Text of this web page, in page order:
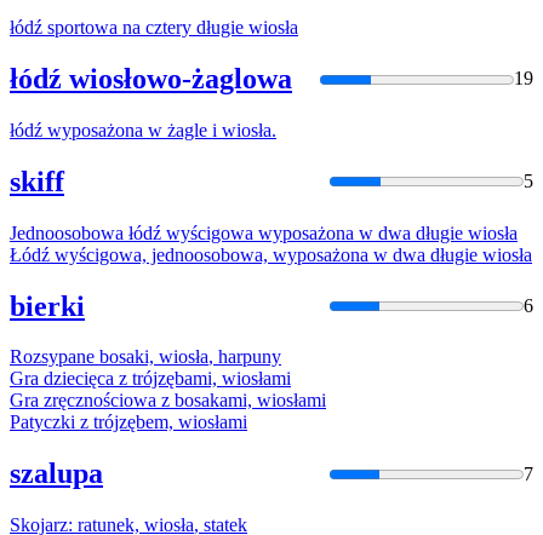
łódź sportowa na cztery długie wiosła
łódź wiosłowo-żaglowa 19
łódź wyposażona w żagle i wiosła.
skiff 5
Jednoosobowa łódź wyścigowa wyposażona w dwa długie wiosła
Łódź wyścigowa, jednoosobowa, wyposażona w dwa długie wiosła
bierki 6
Rozsypane bosaki, wiosła, harpuny
Gra dziecięca z trójzębami, wiosłami
Gra zręcznościowa z bosakami, wiosłami
Patyczki z trójzębem, wiosłami
szalupa 7
Skojarz: ratunek, wiosła, statek